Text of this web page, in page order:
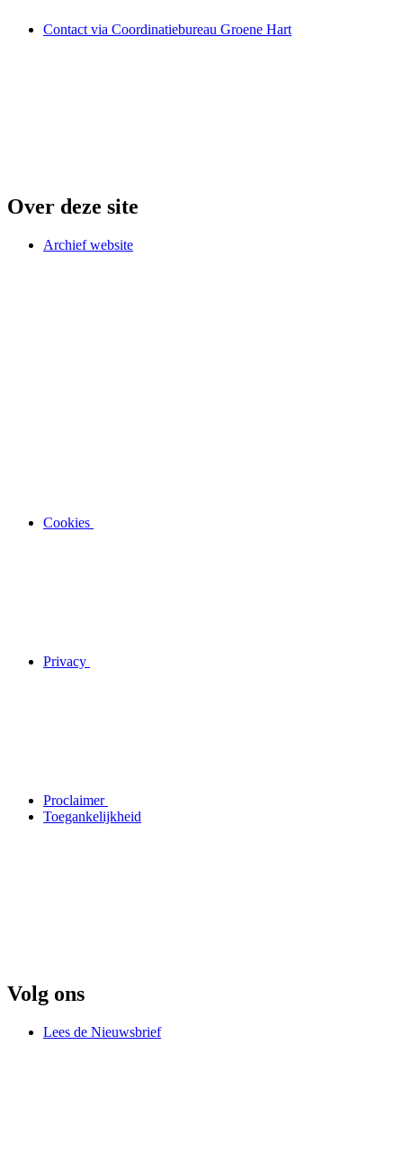
Contact via Coordinatiebureau Groene Hart
Over deze site
Archief website
Cookies
Privacy
Proclaimer
Toegankelijkheid
Volg ons
Lees de Nieuwsbrief